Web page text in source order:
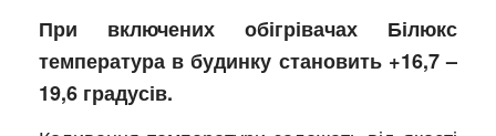
При включених обігрівачах Білюкс
температура в будинку становить +16,7 –
19,6 градусів.